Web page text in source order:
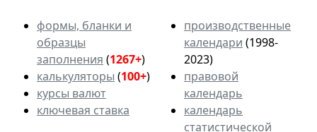
формы, бланки и
образцы
заполнения (1267+)
калькуляторы (100+)
курсы валют
ключевая ставка
производственные
календари (1998-
2023)
правовой
календарь
календарь
статистической